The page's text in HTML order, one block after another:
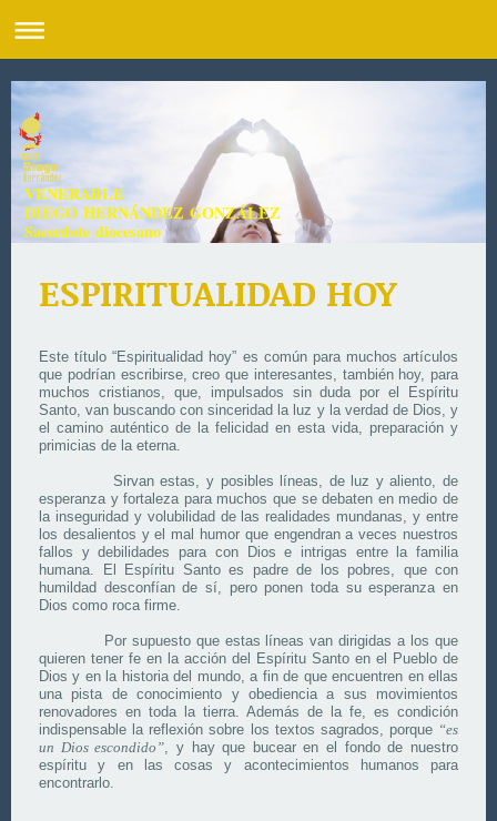
VENERABLE
DIEGO HERNÁNDEZ GONZÁLEZ
Sacerdote diocesano
ESPIRITUALIDAD HOY
Este título “Espiritualidad hoy” es común para muchos artículos
que podrían escribirse, creo que interesantes, también hoy, para
muchos cristianos, que, impulsados sin duda por el Espíritu
Santo, van buscando con sinceridad la luz y la verdad de Dios, y
el camino auténtico de la felicidad en esta vida, preparación y
primicias de la eterna.
Sirvan estas, y posibles líneas, de luz y aliento, de
esperanza y fortaleza para muchos que se debaten en medio de
la inseguridad y volubilidad de las realidades mundanas, y entre
los desalientos y el mal humor que engendran a veces nuestros
fallos y debilidades para con Dios e intrigas entre la familia
humana. El Espíritu Santo es padre de los pobres, que con
humildad desconfían de sí, pero ponen toda su esperanza en
Dios como roca firme.
Por supuesto que estas líneas van dirigidas a los que
quieren tener fe en la acción del Espíritu Santo en el Pueblo de
Dios y en la historia del mundo, a fin de que encuentren en ellas
una pista de conocimiento y obediencia a sus movimientos
renovadores en toda la tierra. Además de la fe, es condición
indispensable la reflexión sobre los textos sagrados, porque “es
un Dios escondido” , y hay que bucear en el fondo de nuestro
espíritu y en las cosas y acontecimientos humanos para
encontrarlo.